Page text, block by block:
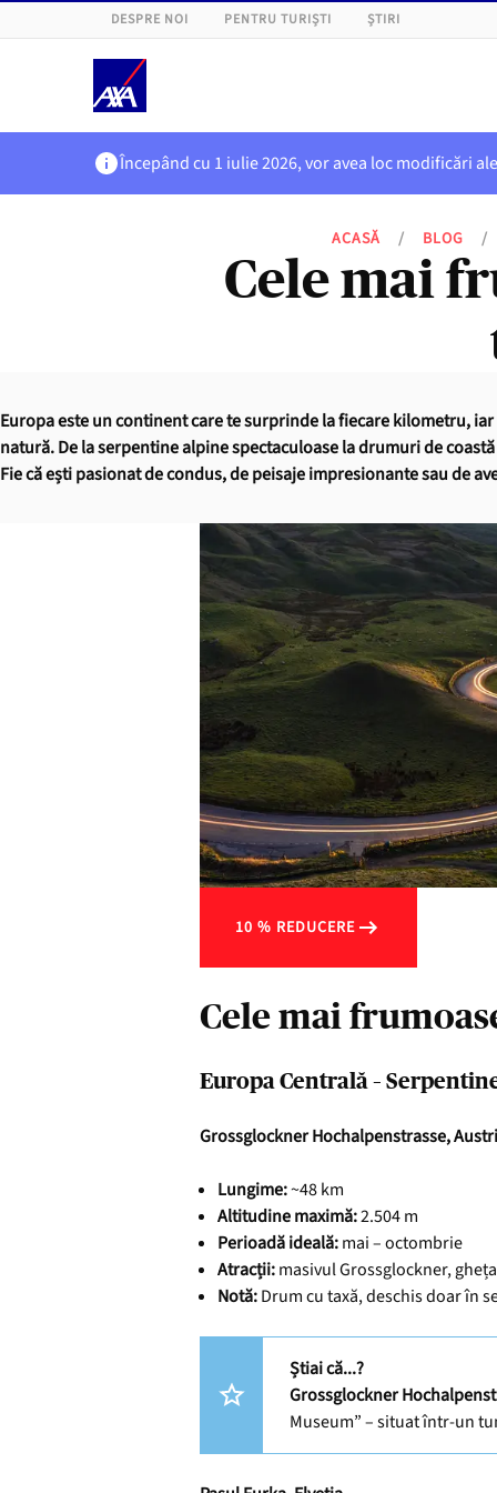
DESPRE NOI PENTRU TURIȘTI ȘTIRI
Începând cu 1 iulie 2026, vor avea loc modificări
ACASĂ / BLOG /
Cele mai
Europa este un continent care te surprinde la fiecare kilometru,
natură. De la serpentine alpine spectaculoase la drumuri de
Fie că ești pasionat de condus, de peisaje impresionante sau de
10 % REDUCERE
Cele mai
Europa Centrală –
Grossglockner Hochalpenstrasse,
Lungime:~48 km
Altitudine maximă:2.504 m
Perioadă ideală:mai – octombrie
Atracții:masivul Grossglockner,
Notă:Drum cu taxă, deschis doar în
Știai că...?
Grossglockner
Museum” – situat într-un